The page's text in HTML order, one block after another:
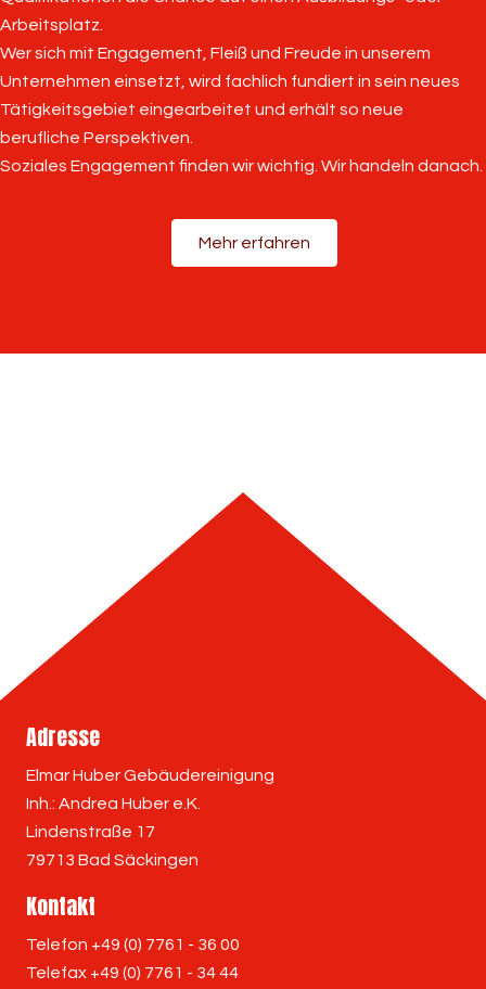
Arbeitsplatz.
Wer sich mit Engagement, Fleiß und Freude in unserem
Unternehmen einsetzt, wird fachlich fundiert in sein neues
Tätigkeitsgebiet eingearbeitet und erhält so neue
berufliche Perspektiven.
Soziales Engagement finden wir wichtig. Wir handeln danach.
Mehr erfahren
Adresse
Elmar Huber Gebäudereinigung
Inh.: Andrea Huber e.K.
Lindenstraße 17
79713 Bad Säckingen
Kontakt
Telefon +49 (0) 7761 - 36 00
Telefax +49 (0) 7761 - 34 44